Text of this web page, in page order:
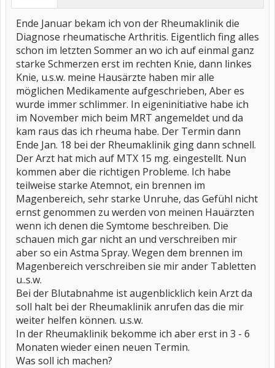
Ende Januar bekam ich von der Rheumaklinik die
Diagnose rheumatische Arthritis. Eigentlich fing alles
schon im letzten Sommer an wo ich auf einmal ganz
starke Schmerzen erst im rechten Knie, dann linkes
Knie, u.s.w. meine Hausärzte haben mir alle
möglichen Medikamente aufgeschrieben, Aber es
wurde immer schlimmer. In eigeninitiative habe ich
im November mich beim MRT angemeldet und da
kam raus das ich rheuma habe. Der Termin dann
Ende Jan. 18 bei der Rheumaklinik ging dann schnell.
Der Arzt hat mich auf MTX 15 mg. eingestellt. Nun
kommen aber die richtigen Probleme. Ich habe
teilweise starke Atemnot, ein brennen im
Magenbereich, sehr starke Unruhe, das Gefühl nicht
ernst genommen zu werden von meinen Hauärzten
wenn ich denen die Symtome beschreiben. Die
schauen mich gar nicht an und verschreiben mir
aber so ein Astma Spray. Wegen dem brennen im
Magenbereich verschreiben sie mir ander Tabletten
u..s.w.
Bei der Blutabnahme ist augenblicklich kein Arzt da
soll halt bei der Rheumaklinik anrufen das die mir
weiter helfen können. u.s.w.
In der Rheumaklinik bekomme ich aber erst in 3 - 6
Monaten wieder einen neuen Termin.
Was soll ich machen?